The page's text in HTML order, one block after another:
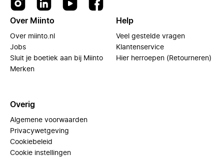
Over Miinto
Over miinto.nl
Jobs
Sluit je boetiek aan bij Miinto
Merken
Help
Veel gestelde vragen
Klantenservice
Hier herroepen (Retourneren)
Overig
Algemene voorwaarden
Privacywetgeving
Cookiebeleid
Cookie instellingen